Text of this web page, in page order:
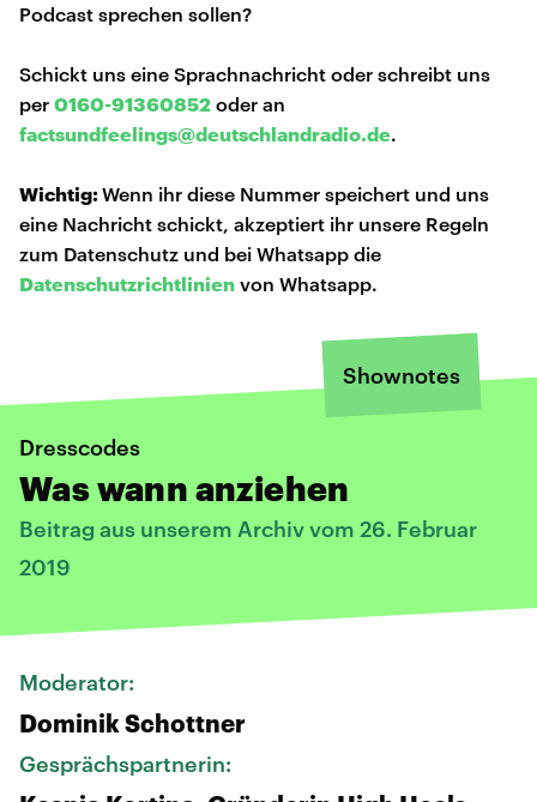
Podcast sprechen sollen?
Schickt uns eine Sprachnachricht oder schreibt uns
per 0160-91360852 oder an
factsundfeelings@deutschlandradio.de.
Wichtig:Wenn ihr diese Nummer speichert und uns
eine Nachricht schickt, akzeptiert ihr unsere Regeln
zum Datenschutz und bei Whatsapp die
Datenschutzrichtlinien von Whatsapp.
Shownotes
Dresscodes
Was wann anziehen
Beitrag aus unserem Archiv vom 26. Februar
2019
Moderator:
Dominik Schottner
Gesprächspartnerin: